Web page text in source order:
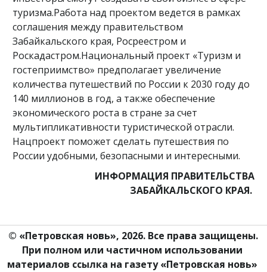
туризма.Работа над проектом ведется в рамках
соглашения между правительством
Забайкальского края, Росреестром и
Роскадастром.Национальный проект «Туризм и
гостеприимство» предполагает увеличение
количества путешествий по России к 2030 году до
140 миллионов в год, а также обеспечение
экономического роста в стране за счет
мультипликативности туристической отрасли.
Нацпроект поможет сделать путешествия по
России удобными, безопасными и интересными.
ИНФОРМАЦИЯ ПРАВИТЕЛЬСТВА
ЗАБАЙКАЛЬСКОГО КРАЯ.
© «Петровская новь», 2026. Все права защищены.
При полном или частичном использовании
материалов ссылка на газету «Петровская новь»